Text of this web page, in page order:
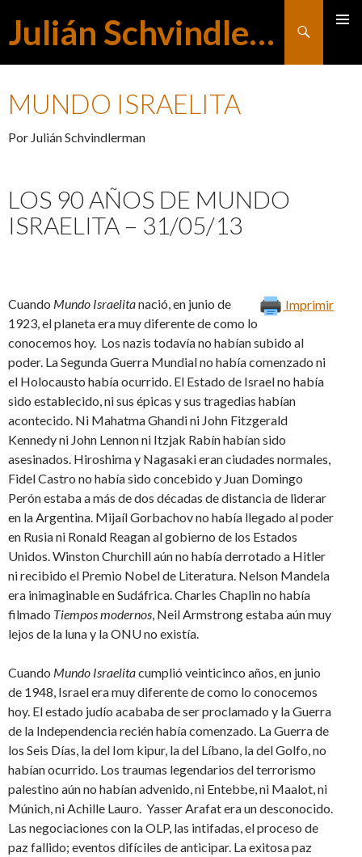
Julián Schvindlerman
Buscar
MUNDO ISRAELITA
Por Julián Schvindlerman
LOS 90 AÑOS DE MUNDO
ISRAELITA – 31/05/13
Imprimir
Cuando Mundo Israelitanació, en junio de
1923, el planeta era muy diferente de como lo
conocemos hoy. Los nazis todavía no habían subido al
poder. La Segunda Guerra Mundial no había comenzado ni
el Holocausto había ocurrido. El Estado de Israel no había
sido establecido, ni sus épicas y sus tragedias habían
acontecido. Ni Mahatma Ghandi ni John Fitzgerald
Kennedy ni John Lennon ni Itzjak Rabín habían sido
asesinados. Hiroshima y Nagasaki eran ciudades normales,
Fidel Castro no había sido concebido y Juan Domingo
Perón estaba a más de dos décadas de distancia de liderar
en la Argentina. Mijaíl Gorbachov no había llegado al poder
en Rusia ni Ronald Reagan al gobierno de los Estados
Unidos. Winston Churchill aún no había derrotado a Hitler
ni recibido el Premio Nobel de Literatura. Nelson Mandela
era inimaginable en Sudáfrica. Charles Chaplin no había
filmado Tiempos modernos , Neil Armstrong estaba aún muy
lejos de la luna y la ONU no existía.
Cuando Mundo Israelitacumplió veinticinco años, en junio
de 1948, Israel era muy diferente de como lo conocemos
hoy. El estado judío acababa de ser proclamado y la Guerra
de la Independencia recién había comenzado. La Guerra de
los Seis Días, la del Iom kipur, la del Líbano, la del Golfo, no
habían ocurrido. Los traumas legendarios del terrorismo
palestino aún no habían advenido, ni Entebbe, ni Maalot, ni
Múnich, ni Achille Lauro. Yasser Arafat era un desconocido.
Las negociaciones con la OLP, las intifadas, el proceso de
paz fallido; eventos difíciles de anticipar. La exitosa paz